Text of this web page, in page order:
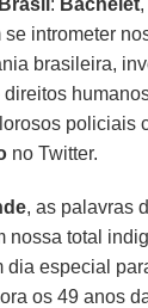
se intrometer
brasileira,
policiais
no Twitter.
, as palavras
nossa total
dia especial
os 49 anos